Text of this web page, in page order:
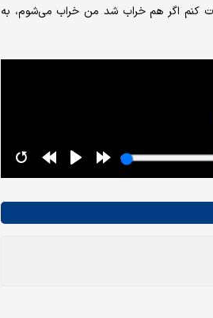
کنم اگر هم خراب شد من خراب می‌شوم، به